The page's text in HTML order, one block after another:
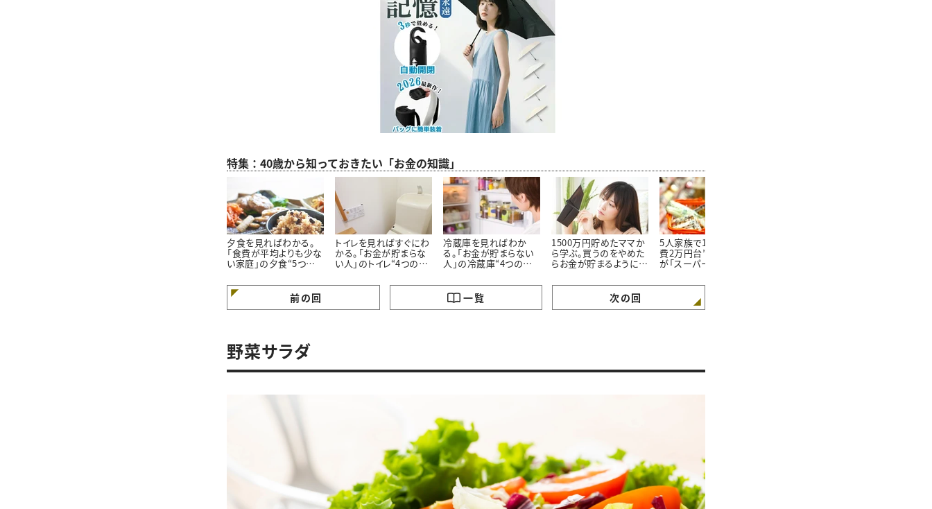
特集：40歳から知っておきたい「お金の知識」
夕食を見ればわかる。
「食費が平均よりも少な
い家庭」の夕食“5つの
トイレを見ればすぐにわ
かる。「お金が貯まらな
い人」のトイレ“4つの特
冷蔵庫を見ればわか
る。「お金が貯まらない
人」の冷蔵庫“4つの特
1500万円貯めたママか
ら学ぶ。買うのをやめた
らお金が貯まるようにな
5人家族で1か月の“食
費2万円台”。そんな私
が「スーパーで買わない
前の回 一覧 次の回
野菜サラダ